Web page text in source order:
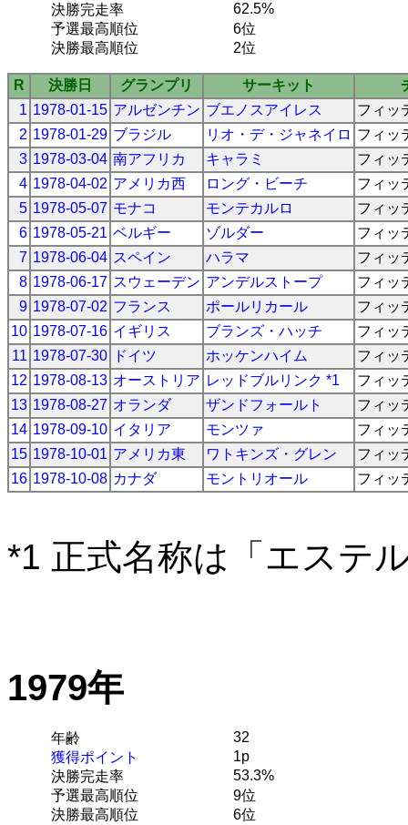
決勝完走率
62.5%
予選最高順位
6位
決勝最高順位
2位
R 決勝日 グランプリ サーキット
1 1978-01-15 アルゼンチン ブエノスアイレス
フィッ
2 1978-01-29 ブラジル リオ・デ・ジャネイロ フィッ
3 1978-03-04 南アフリカ キャラミ
フィッ
4 1978-04-02 アメリカ西 ロング・ビーチ
フィッ
5 1978-05-07 モナコ モンテカルロ
フィッ
6 1978-05-21 ベルギー ゾルダー
フィッ
7 1978-06-04 スペイン ハラマ
フィッ
8 1978-06-17 スウェーデン アンデルストープ
フィッ
9 1978-07-02 フランス ポールリカール
フィッ
10 1978-07-16 イギリス ブランズ・ハッチ
フィッ
11 1978-07-30 ドイツ ホッケンハイム
フィッ
12 1978-08-13 オーストリア レッドブルリンク *1
フィッ
13 1978-08-27 オランダ ザンドフォールト
フィッ
14 1978-09-10 イタリア モンツァ
フィッ
15 1978-10-01 アメリカ東 ワトキンズ・グレン
フィッ
16 1978-10-08 カナダ モントリオール フィッ
*1 正式名称は「エステ
1979年
年齢
32
獲得ポイント
1p
決勝完走率
53.3%
予選最高順位
9位
決勝最高順位
6位